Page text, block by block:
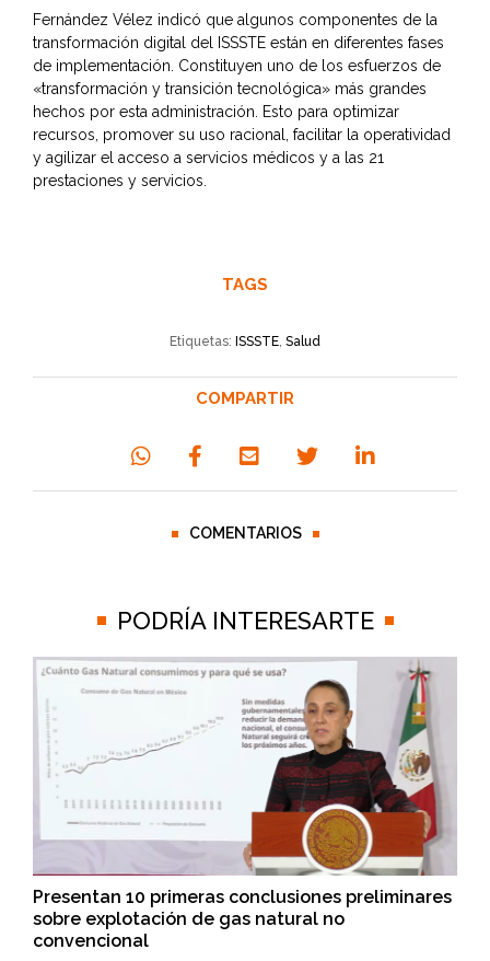
Fernández Vélez indicó que algunos componentes de la
transformación digital del ISSSTE están en diferentes fases
de implementación. Constituyen uno de los esfuerzos de
«transformación y transición tecnológica» más grandes
hechos por esta administración. Esto para optimizar
recursos, promover su uso racional, facilitar la operatividad
y agilizar el acceso a servicios médicos y a las 21
prestaciones y servicios.
TAGS
Etiquetas: ISSSTE, Salud
COMPARTIR
COMENTARIOS
PODRÍA INTERESARTE
Presentan 10 primeras conclusiones preliminares
sobre explotación de gas natural no
convencional